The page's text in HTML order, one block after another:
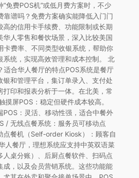
免费POS机”或低月费方案时，不少
靠谱吗？免费方案确实能降低入门门
高的信用卡手续费、功能限制或长期
华人零售和餐饮场景，深入比较美国
卡费率、不同类型收银系统，帮助你
系统，实现高效管理和成本控制。 北
适合华人餐厅的特点POS系统是餐厅
银和管理平台，集订单录入、支付处
打印和报表分析于一体。在北美，常
摸屏POS：稳定但硬件成本较高。
POS：灵活、移动性强，适合中餐外
/ 无线点餐系统：服务员可移动点
点餐机（Self-order Kiosk）：顾客自
人餐厅，理想系统应支持中英双语菜
人桌分账）、后厨点餐软件、扫码点
成，以及会员营销系统。这些功能能